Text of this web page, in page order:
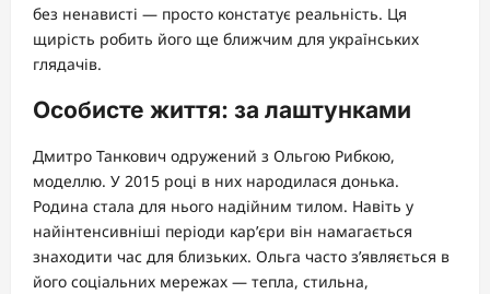
без ненависті — просто констатує реальність. Ця
щирість робить його ще ближчим для українських
глядачів.
Особисте життя: за лаштунками
Дмитро Танкович одружений з Ольгою Рибкою,
моделлю. У 2015 році в них народилася донька.
Родина стала для нього надійним тилом. Навіть у
найінтенсивніші періоди кар’єри він намагається
знаходити час для близьких. Ольга часто з’являється в
його соціальних мережах — тепла, стильна,